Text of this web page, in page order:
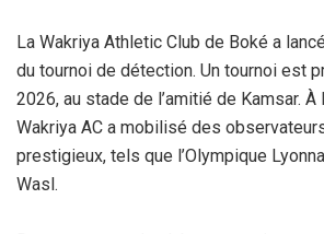
La Wakriya Athletic Club de Boké a
du tournoi de détection. Un tournoi est
2026, au stade de l’amitié de Kamsar. À
Wakriya AC a mobilisé des
prestigieux, tels que l’Olympique
Wasl.